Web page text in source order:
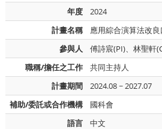
年度
2024
計畫名稱
應用綜合演算法改
參與人
傅詩宸(PI)、林聖軒
職稱/擔任之工作
共同主持人
計畫期間
2024.08 ~ 2027.07
補助/委託或合作機構
國科會
語言
中文